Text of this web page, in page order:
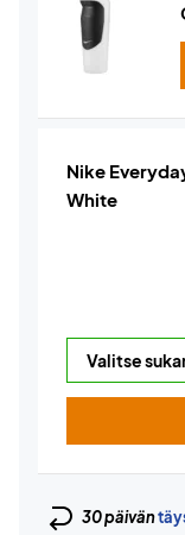
Nike
White
30 päivän